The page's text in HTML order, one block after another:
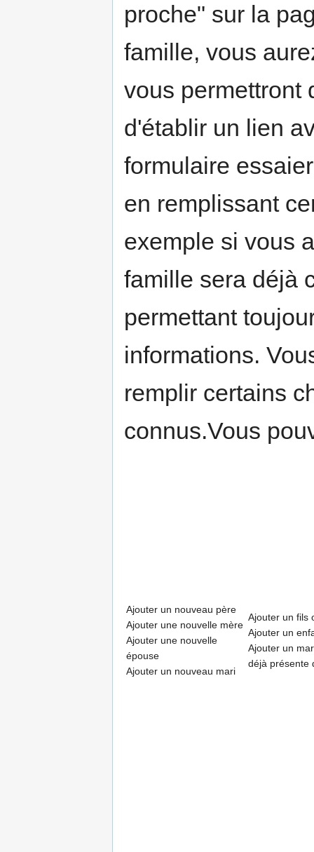
proche" sur la
famille, vous
vous permettront
d'établir un lien
formulaire
en remplissant
exemple si vous
famille sera déjà
permettant
informations.
remplir certains
connus.Vous
Ajouter un nouveau père
Ajouter une nouvelle mère
Ajouter une nouvelle
épouse
Ajouter un nouveau mari
Ajouter un fils
Ajouter un
Ajouter un
déjà présente